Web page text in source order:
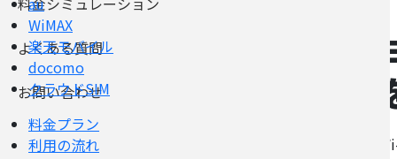
WiMAX
楽天モバイル
docomo
クラウドSIM
料金プラン
利用の流れ
新オプ
のご提
お客様により安心して
よくある質問
お問い合わせ